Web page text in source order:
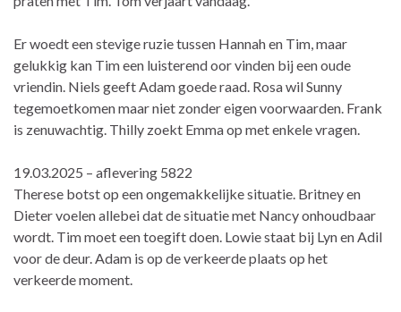
Er woedt een stevige ruzie tussen Hannah en Tim, maar
gelukkig kan Tim een luisterend oor vinden bij een oude
vriendin. Niels geeft Adam goede raad. Rosa wil Sunny
tegemoetkomen maar niet zonder eigen voorwaarden. Frank
is zenuwachtig. Thilly zoekt Emma op met enkele vragen.
19.03.2025 – aflevering 5822
Therese botst op een ongemakkelijke situatie. Britney en
Dieter voelen allebei dat de situatie met Nancy onhoudbaar
wordt. Tim moet een toegift doen. Lowie staat bij Lyn en Adil
voor de deur. Adam is op de verkeerde plaats op het
verkeerde moment.